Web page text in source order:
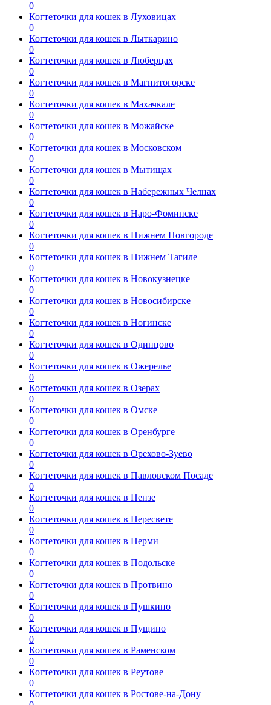
0
Когтеточки для кошек в Луховицах
0
Когтеточки для кошек в Лыткарино
0
Когтеточки для кошек в Люберцах
0
Когтеточки для кошек в Магнитогорске
0
Когтеточки для кошек в Махачкале
0
Когтеточки для кошек в Можайске
0
Когтеточки для кошек в Московском
0
Когтеточки для кошек в Мытищах
0
Когтеточки для кошек в Набережных Челнах
0
Когтеточки для кошек в Наро-Фоминске
0
Когтеточки для кошек в Нижнем Новгороде
0
Когтеточки для кошек в Нижнем Тагиле
0
Когтеточки для кошек в Новокузнецке
0
Когтеточки для кошек в Новосибирске
0
Когтеточки для кошек в Ногинске
0
Когтеточки для кошек в Одинцово
0
Когтеточки для кошек в Ожерелье
0
Когтеточки для кошек в Озерах
0
Когтеточки для кошек в Омске
0
Когтеточки для кошек в Оренбурге
0
Когтеточки для кошек в Орехово-Зуево
0
Когтеточки для кошек в Павловском Посаде
0
Когтеточки для кошек в Пензе
0
Когтеточки для кошек в Пересвете
0
Когтеточки для кошек в Перми
0
Когтеточки для кошек в Подольске
0
Когтеточки для кошек в Протвино
0
Когтеточки для кошек в Пушкино
0
Когтеточки для кошек в Пущино
0
Когтеточки для кошек в Раменском
0
Когтеточки для кошек в Реутове
0
Когтеточки для кошек в Ростове-на-Дону